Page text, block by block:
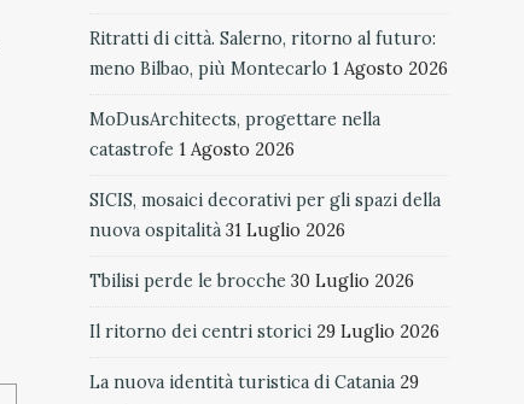
Ritratti di città. Salerno, ritorno al futuro:
meno Bilbao, più Montecarlo 1 Agosto 2026
MoDusArchitects, progettare nella
catastrofe 1 Agosto 2026
SICIS, mosaici decorativi per gli spazi della
nuova ospitalità 31 Luglio 2026
Tbilisi perde le brocche 30 Luglio 2026
Il ritorno dei centri storici 29 Luglio 2026
La nuova identità turistica di Catania 29